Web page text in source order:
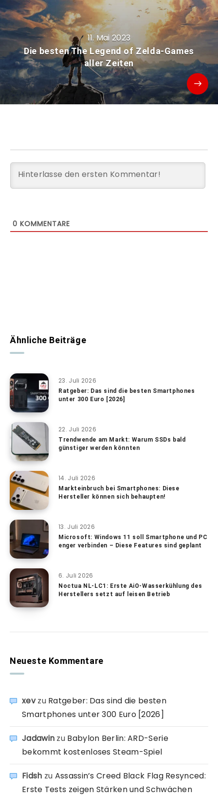
11. Mai 2023
Die besten The Legend of Zelda-Games
aller Zeiten
0 KOMMENTARE
Ähnliche Beiträge
23. Juli 2026
Ratgeber: Das sind die besten Smartphones
unter 300 Euro [2026]
22. Juli 2026
Trendwende am Markt: Warum SSDs bald
günstiger werden könnten
14. Juli 2026
Markteinbruch bei Smartphones: Diese
Hersteller können sich behaupten!
13. Juli 2026
Microsoft: Windows 11 soll Smartphone und PC
enger verbinden – Diese Features sind geplant
6. Juli 2026
Noctua NL-LC1: Erste AiO-Wasserkühlung des
Herstellers setzt auf leisen Betrieb
Neueste Kommentare
xevzu Ratgeber: Das sind die besten
Smartphones unter 300 Euro [2026]
Jadawin zu Babylon Berlin: ARD-Serie
bekommt kostenloses Steam-Spiel
Fidsh zu Assassin’s Creed Black Flag Resynced:
Erste Tests zeigen Stärken und Schwächen